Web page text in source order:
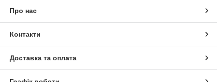
Про нас
Контакти
Доставка та оплата